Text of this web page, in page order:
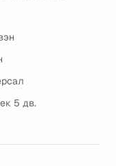
5 дв.